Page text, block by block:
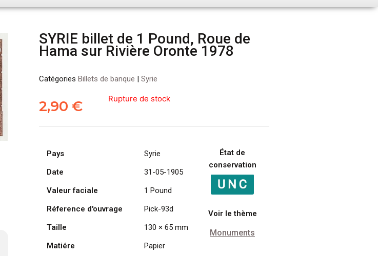
SYRIE billet de 1 Pound, Roue de
Hama sur Rivière Oronte 1978
Catégories Billets de banque | Syrie
2,90 € Rupture de stock
Pays
Syrie
Date
31-05-1905
Valeur faciale
1 Pound
Réference d'ouvrage
Pick-93d
Taille
130 × 65 mm
Matiére
Papier
État de
conservation
Voir le thème
Monuments